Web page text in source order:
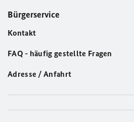
Bürgerservice
Kontakt
FAQ - häufig gestellte Fragen
Adresse / Anfahrt